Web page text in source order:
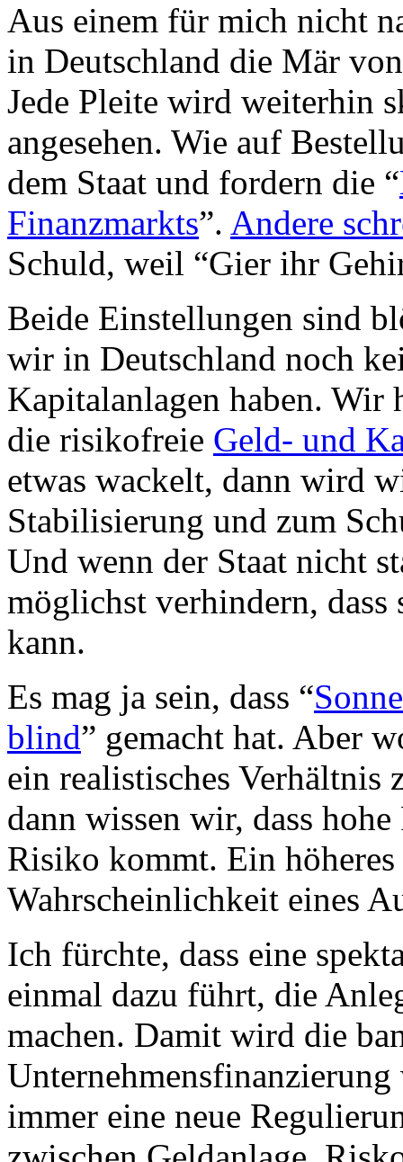
Aus einem für mich nicht
in Deutschland die Mär
Jede Pleite wird weiterhin
angesehen. Wie auf
dem Staat und fordern die “
Finanzmarkts”. Andere
Schuld, weil “Gier ihr
Beide Einstellungen sind
wir in Deutschland noch
Kapitalanlagen haben. Wir
die risikofreie Geld- und
etwas wackelt, dann wird
Stabilisierung und zum
Und wenn der Staat nicht
möglichst verhindern, dass
kann.
Es mag ja sein, dass “
blind” gemacht hat. Aber
ein realistisches
dann wissen wir, dass
Risiko kommt. Ein
Wahrscheinlichkeit eines
Ich fürchte, dass eine
einmal dazu führt, die
machen. Damit wird die
immer eine neue